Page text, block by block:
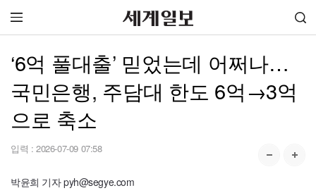
‘6억 풀대출’ 믿었는데 어쩌나…
국민은행, 주담대 한도 6억→3억
으로 축소
입력 : 2026-07-09 07:58
박윤희 기자 pyh@segye.com